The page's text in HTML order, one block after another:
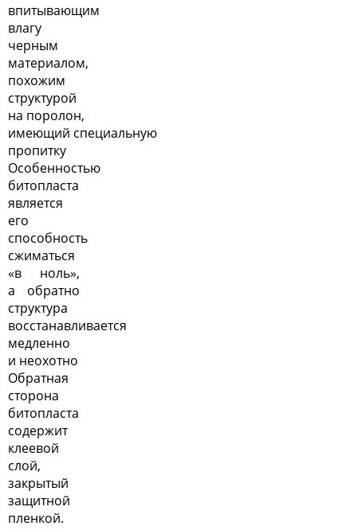
впитывающим
влагу
черным
материалом,
похожим
структурой
на поролон,
имеющий специальную
пропитку
Особенностью
битопласта
является
его
способность
сжиматься
«в ноль»,
а обратно
структура
восстанавливается
медленно
и неохотно
Обратная
сторона
битопласта
содержит
клеевой
слой,
закрытый
защитной
пленкой.